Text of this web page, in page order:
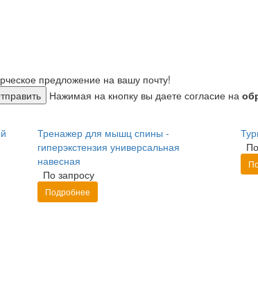
предложение на вашу почту!
Нажимая на кнопку вы даете согласие на
Тренажер для мышц спины -
гиперэкстензия универсальная
навесная
По запросу
Подробнее